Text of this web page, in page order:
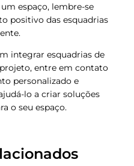
espaço, lembre-se
positivo das esquadrias
integrar esquadrias de
entre em contato
personalizado e
lo a criar soluções
o seu espaço.